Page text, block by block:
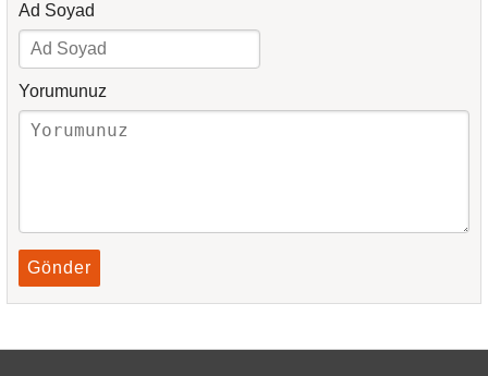
Ad Soyad
Yorumunuz
Gönder